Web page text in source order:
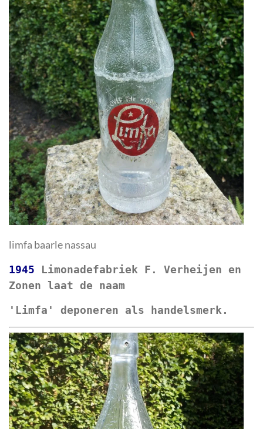
limfa baarle nassau
1945 Limonadefabriek F. Verheijen en
Zonen laat de naam
'Limfa' deponeren als handelsmerk.